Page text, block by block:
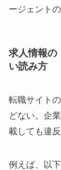
ージェント
求人情報の
い読み方
転職サイト
どない。企
載しても違反
例えば、以